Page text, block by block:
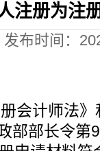
注册为注
布时间：
会计师法
部部长令第